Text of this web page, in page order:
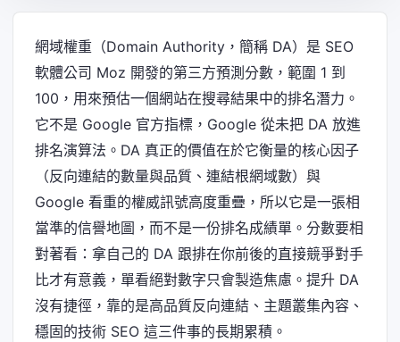
網域權重（Domain Authority，簡稱 DA）是 SEO
軟體公司 Moz 開發的第三方預測分數，範圍 1 到
100，用來預估一個網站在搜尋結果中的排名潛力。
它不是 Google 官方指標，Google 從未把 DA 放進
排名演算法。DA 真正的價值在於它衡量的核心因子
（反向連結的數量與品質、連結根網域數）與
Google 看重的權威訊號高度重疊，所以它是一張相
當準的信譽地圖，而不是一份排名成績單。分數要相
對著看：拿自己的 DA 跟排在你前後的直接競爭對手
比才有意義，單看絕對數字只會製造焦慮。提升 DA
沒有捷徑，靠的是高品質反向連結、主題叢集內容、
穩固的技術 SEO 這三件事的長期累積。